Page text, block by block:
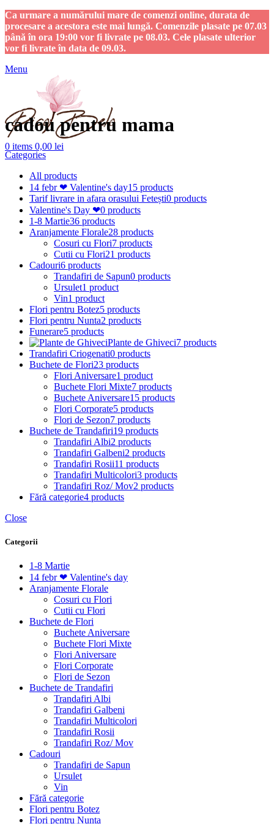
Ca urmare a numărului mare de comenzi online, durata de
procesare a acestora este mai lungă. Comenzile plasate pe 07.03
până în ora 19:00 vor fi livrate pe 08.03. Cele plasate ulterior
vor fi livrate în data de 09.03.
Menu
0 items 0,00 lei
cadou pentru mama
Categories
All products
14 febr ❤ Valentine's day15 products
Tarif livrare in afara orasului Fetești0 products
Valentine's Day ❤0 products
1-8 Martie36 products
Aranjamente Florale28 products
Cosuri cu Flori7 products
Cutii cu Flori21 products
Cadouri6 products
Trandafiri de Sapun0 products
Ursulet1 product
Vin1 product
Flori pentru Botez5 products
Flori pentru Nunta2 products
Funerare5 products
Plante de Ghiveci7 products
Trandafiri Criogenati0 products
Buchete de Flori23 products
Flori Aniversare1 product
Buchete Flori Mixte7 products
Buchete Aniversare15 products
Flori Corporate5 products
Flori de Sezon7 products
Buchete de Trandafiri19 products
Trandafiri Albi2 products
Trandafiri Galbeni2 products
Trandafiri Rosii11 products
Trandafiri Multicolori3 products
Trandafiri Roz/ Mov2 products
Fără categorie4 products
Close
Categorii
1-8 Martie
14 febr ❤ Valentine's day
Aranjamente Florale
Cosuri cu Flori
Cutii cu Flori
Buchete de Flori
Buchete Aniversare
Buchete Flori Mixte
Flori Aniversare
Flori Corporate
Flori de Sezon
Buchete de Trandafiri
Trandafiri Albi
Trandafiri Galbeni
Trandafiri Multicolori
Trandafiri Rosii
Trandafiri Roz/ Mov
Cadouri
Trandafiri de Sapun
Ursulet
Vin
Fără categorie
Flori pentru Botez
Flori pentru Nunta